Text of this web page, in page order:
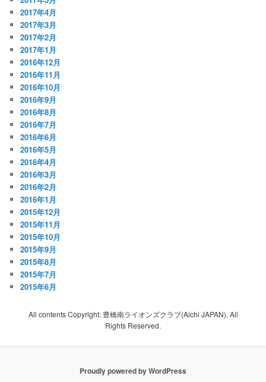
2017年4月
2017年3月
2017年2月
2017年1月
2016年12月
2016年11月
2016年10月
2016年9月
2016年8月
2016年7月
2016年6月
2016年5月
2016年4月
2016年3月
2016年2月
2016年1月
2015年12月
2015年11月
2015年10月
2015年9月
2015年8月
2015年7月
2015年6月
All contents Copyright: 豊橋南ライオンズクラブ(Aichi JAPAN), All
Rights Reserved.
Proudly powered by WordPress